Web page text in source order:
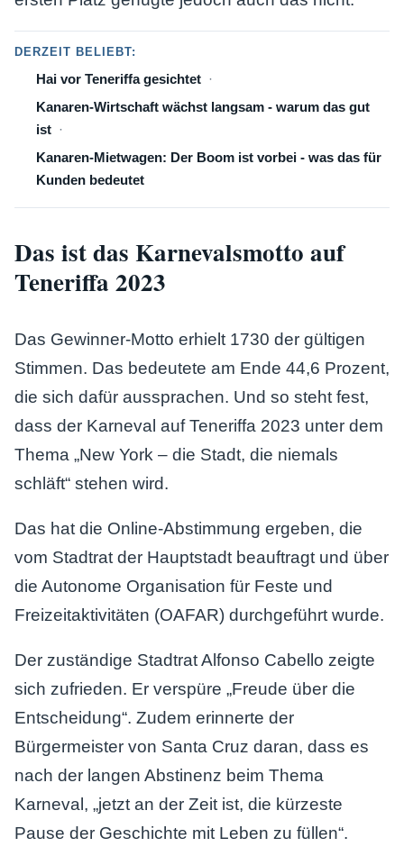
DERZEIT BELIEBT:
Hai vor Teneriffa gesichtet
Kanaren-Wirtschaft wächst langsam - warum das gut
ist
Kanaren-Mietwagen: Der Boom ist vorbei - was das für
Kunden bedeutet
Das ist das Karnevalsmotto auf
Teneriffa 2023
Das Gewinner-Motto erhielt 1730 der gültigen
Stimmen. Das bedeutete am Ende 44,6 Prozent,
die sich dafür aussprachen. Und so steht fest,
dass der Karneval auf Teneriffa 2023 unter dem
Thema „New York – die Stadt, die niemals
schläft“ stehen wird.
Das hat die Online-Abstimmung ergeben, die
vom Stadtrat der Hauptstadt beauftragt und über
die Autonome Organisation für Feste und
Freizeitaktivitäten (OAFAR) durchgeführt wurde.
Der zuständige Stadtrat Alfonso Cabello zeigte
sich zufrieden. Er verspüre „Freude über die
Entscheidung“. Zudem erinnerte der
Bürgermeister von Santa Cruz daran, dass es
nach der langen Abstinenz beim Thema
Karneval, „jetzt an der Zeit ist, die kürzeste
Pause der Geschichte mit Leben zu füllen“.